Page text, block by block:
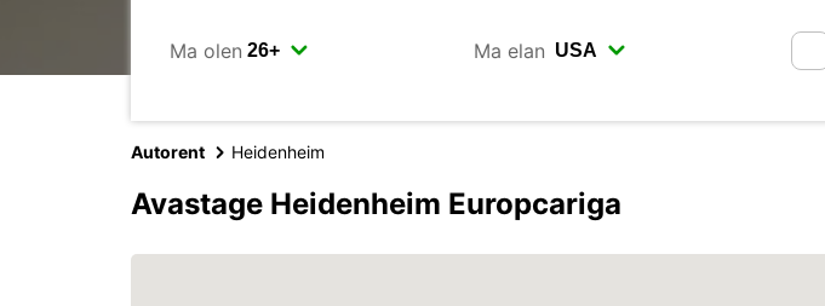
Ma olen Ma elan
Autorent Heidenheim
Avastage Heidenheim Europcariga